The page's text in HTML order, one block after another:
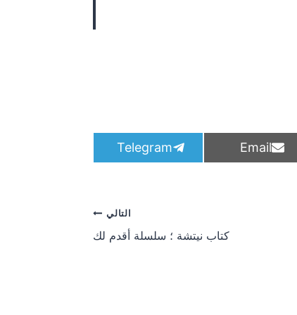
S
h
Email
S
h
Telegram
التالي
كتاب نيتشة ؛ سلسلة أقدم لك